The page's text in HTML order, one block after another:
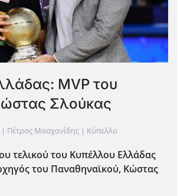
MVP του
Σλούκας
| Πέτρος Μοσχονίδης | Κύπελλο
τελικού του Κυπέλλου Ελλάδας
του Παναθηναϊκού, Κώστας